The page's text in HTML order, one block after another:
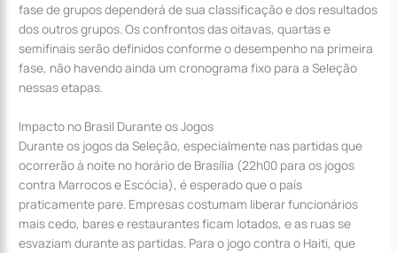
fase de grupos dependerá de sua classificação e dos resultados
dos outros grupos. Os confrontos das oitavas, quartas e
semifinais serão definidos conforme o desempenho na primeira
fase, não havendo ainda um cronograma fixo para a Seleção
nessas etapas.
Impacto no Brasil Durante os Jogos
Durante os jogos da Seleção, especialmente nas partidas que
ocorrerão à noite no horário de Brasília (22h00 para os jogos
contra Marrocos e Escócia), é esperado que o país
praticamente pare. Empresas costumam liberar funcionários
mais cedo, bares e restaurantes ficam lotados, e as ruas se
esvaziam durante as partidas. Para o jogo contra o Haiti, que